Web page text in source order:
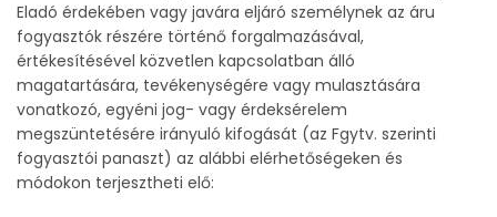
Eladó érdekében vagy javára eljáró személynek az áru
fogyasztók részére történő forgalmazásával,
értékesítésével közvetlen kapcsolatban álló
magatartására, tevékenységére vagy mulasztására
vonatkozó, egyéni jog- vagy érdeksérelem
megszüntetésére irányuló kifogását (az Fgytv. szerinti
fogyasztói panaszt) az alábbi elérhetőségeken és
módokon terjesztheti elő: